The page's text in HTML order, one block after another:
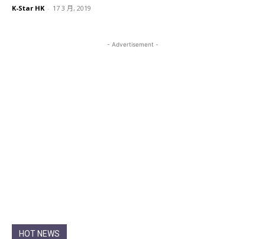
K-Star HK - 17 3 月, 2019
- Advertisement -
HOT NEWS